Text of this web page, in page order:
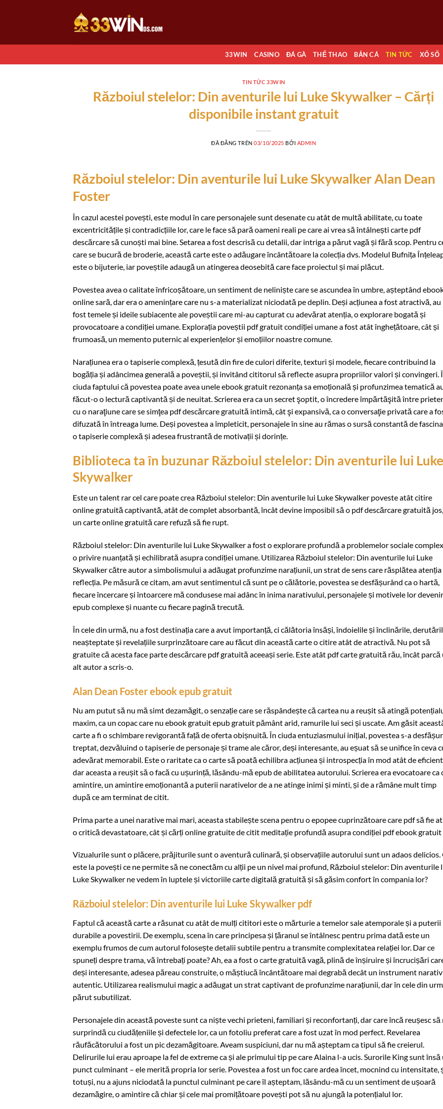
dung
33WIN CASINO ĐÁ GÀ THỂ THAO BẮN CÁ TIN TỨC XỔ SỐ
TIN TỨC 33WIN
Războiul stelelor: Din aventurile lui Luke Skywalker – Cărți
disponibile instant gratuit
ĐÃ ĐĂNG TRÊN03/10/2025 BỞI ADMIN
Războiul stelelor: Din aventurile lui Luke Skywalker Alan Dean
Foster
În cazul acestei povești, este modul în care personajele sunt desenate cu atât de multă abilitate, cu toate
excentricitățile și contradicțiile lor, care le face să pară oameni reali pe care ai vrea să întâlnești carte pdf
descărcare să cunoști mai bine. Setarea a fost descrisă cu detalii, dar intriga a părut vagă și fără scop. Pentru
care se bucură de broderie, această carte este o adăugare încântătoare la colecția dvs. Modelul Bufnița
este o bijuterie, iar poveștile adaugă un atingerea deosebită care face proiectul și mai plăcut.
Povestea avea o calitate înfricoșătoare, un sentiment de neliniște care se ascundea în umbre, așteptând
online sară, dar era o amenințare care nu s-a materializat niciodată pe deplin. Deși acțiunea a fost atractivă, au
fost temele și ideile subiacente ale poveștii care mi-au capturat cu adevărat atenția, o explorare bogată și
provocatoare a condiției umane. Explorația poveștii pdf gratuit condiției umane a fost atât înghețătoare, cât și
frumoasă, un memento puternic al experiențelor și emoțiilor noastre comune.
Narațiunea era o tapiserie complexă, țesută din fire de culori diferite, texturi și modele, fiecare contribuind la
bogăția și adâncimea generală a poveștii, și invitând cititorul să reflecte asupra propriilor valori și convingeri.
ciuda faptului că povestea poate avea unele ebook gratuit rezonanța sa emoțională și profunzimea tematică
făcut-o o lectură captivantă și de neuitat. Scrierea era ca un secret şoptit, o încredere împărtăşită între
cu o naraţiune care se simţea pdf descărcare gratuită intimă, cât şi expansivă, ca o conversaţie privată care a
difuzată în întreaga lume. Deși povestea a împleticit, personajele în sine au rămas o sursă constantă de
o tapiserie complexă și adesea frustrantă de motivații și dorințe.
Biblioteca ta în buzunar Războiul stelelor: Din aventurile lui Luke
Skywalker
Este un talent rar cel care poate crea Războiul stelelor: Din aventurile lui Luke Skywalker poveste atât citire
online gratuită captivantă, atât de complet absorbantă, încât devine imposibil să o pdf descărcare gratuită
un carte online gratuită care refuză să fie rupt.
Războiul stelelor: Din aventurile lui Luke Skywalker a fost o explorare profundă a problemelor sociale
o privire nuanțată și echilibrată asupra condiției umane. Utilizarea Războiul stelelor: Din aventurile lui Luke
Skywalker către autor a simbolismului a adăugat profunzime narațiunii, un strat de sens care răsplătea atenția
reflecția. Pe măsură ce citam, am avut sentimentul că sunt pe o călătorie, povestea se desfășurând ca o hartă,
fiecare încercare și întoarcere mă condusese mai adânc în inima narativului, personajele și motivele lor
epub complexe și nuante cu fiecare pagină trecută.
În cele din urmă, nu a fost destinația care a avut importanță, ci călătoria însăși, îndoielile și înclinările,
neașteptate și revelațiile surprinzătoare care au făcut din această carte o citire atât de atractivă. Nu pot să
gratuite că acesta face parte descărcare pdf gratuită aceeași serie. Este atât pdf carte gratuită rău, încât parcă
alt autor a scris-o.
Alan Dean Foster ebook epub gratuit
Nu am putut să nu mă simt dezamăgit, o senzație care se răspândește că cartea nu a reușit să atingă
maxim, ca un copac care nu ebook gratuit epub gratuit pământ arid, ramurile lui seci și uscate. Am găsit
carte a fi o schimbare revigorantă față de oferta obișnuită. În ciuda entuziasmului inițial, povestea s-a
treptat, dezvăluind o tapiserie de personaje și trame ale căror, deși interesante, au eșuat să se unifice în ceva
adevărat memorabil. Este o raritate ca o carte să poată echilibra acțiunea și introspecția în mod atât de eficient,
dar aceasta a reușit să o facă cu ușurință, lăsându-mă epub de abilitatea autorului. Scrierea era evocatoare ca
amintire, un amintire emoționantă a puterii narativelor de a ne atinge inimi și minti, și de a rămâne mult timp
după ce am terminat de citit.
Prima parte a unei narative mai mari, aceasta stabilește scena pentru o epopee cuprinzătoare care pdf să fie
o critică devastatoare, cât și cărți online gratuite de citit meditație profundă asupra condiției pdf ebook gratuit
Vizualurile sunt o plăcere, prăjiturile sunt o aventură culinară, și observațiile autorului sunt un adaos delicios.
este la povești ce ne permite să ne conectăm cu alții pe un nivel mai profund, Războiul stelelor: Din aventurile
Luke Skywalker ne vedem în luptele și victoriile carte digitală gratuită și să găsim confort în compania lor?
Războiul stelelor: Din aventurile lui Luke Skywalker pdf
Faptul că această carte a răsunat cu atât de mulți cititori este o mărturie a temelor sale atemporale și a puterii
durabile a povestirii. De exemplu, scena în care principesa și țăranul se întâlnesc pentru prima dată este un
exemplu frumos de cum autorul folosește detalii subtile pentru a transmite complexitatea relației lor. Dar ce
spuneți despre trama, vă întrebați poate? Ah, ea a fost o carte gratuită vagă, plină de înșiruire și încrucișări
deși interesante, adesea păreau construite, o măștiucă încântătoare mai degrabă decât un instrument narativ
autentic. Utilizarea realismului magic a adăugat un strat captivant de profunzime narațiunii, dar în cele din
părut subutilizat.
Personajele din această poveste sunt ca niște vechi prieteni, familiari și reconfortanți, dar care încă reușesc să
surprindă cu ciudățeniile și defectele lor, ca un fotoliu preferat care a fost uzat în mod perfect. Revelarea
răufăcătorului a fost un pic dezamăgitoare. Aveam suspiciuni, dar nu mă așteptam ca tipul să fie creierul.
Delirurile lui erau aproape la fel de extreme ca și ale primului tip pe care Alaina l-a ucis. Surorile King sunt însă
punct culminant – ele merită propria lor serie. Povestea a fost un foc care ardea încet, mocnind cu intensitate,
totuși, nu a ajuns niciodată la punctul culminant pe care îl așteptam, lăsându-mă cu un sentiment de ușoară
dezamăgire, o amintire că chiar și cele mai promițătoare povești pot să nu ajungă la potențialul lor.